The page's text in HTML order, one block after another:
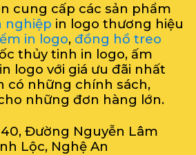
cung cấp các sản phẩm
nghiệp in logo thương hiệu
in logo, đồng hồ treo
thủy tinh in logo, ấm
logo với giá ưu đãi nhất
có những chính sách,
những đơn hàng lớn.
40, Đường Nguyễn Lâm
Lộc, Nghệ An